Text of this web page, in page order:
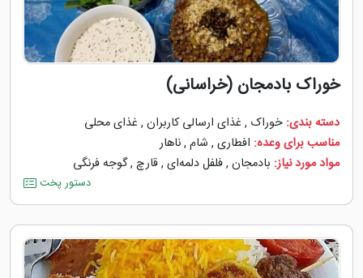
خوراک بادمجان (خراسانی)
دسته بندی: خوراک , غذای ارسالی کاربران , غذای محلی
مناسب برای وعده: افطاری , شام ,ناهار
مواد مورد نیاز: بادمجان ,فلفل دلمه‌‌ای ,قارچ ,گوجه ‌فرنگی
دستور پخت